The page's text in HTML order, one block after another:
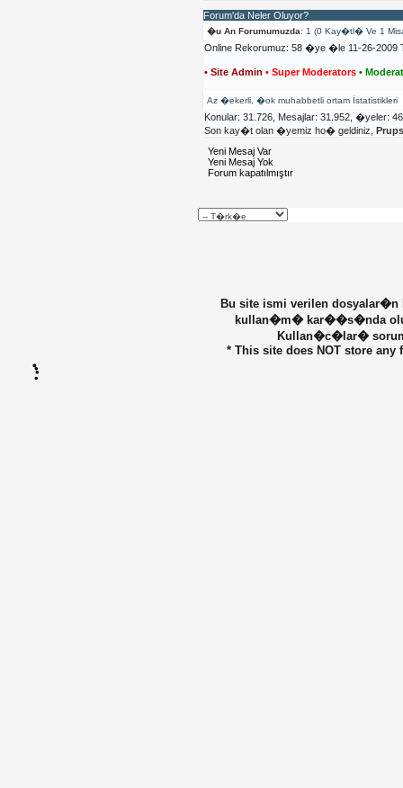
Forum'da Neler Oluyor?
�u An Forumumuzda: 1 (0 Kay�tl� Ve 1
Online Rekorumuz: 58 �ye �le 11-26-
• Site Admin • Super Moderators •
Az �ekerli, �ok muhabbetli ortam İstatistikleri
Konular: 31.726, Mesajlar: 31.952, �yeler:
Son kay�t olan �yemiz ho� geldiniz,
Yeni Mesaj Var
Yeni Mesaj Yok
Forum kapatılmıştır
Bu site ismi verilen
kullan�m� kar��s�nda
Kullan�c�lar�
* This site does NOT store